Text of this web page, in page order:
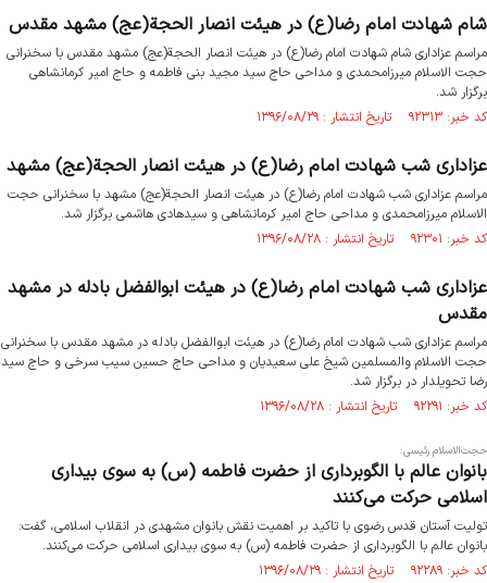
شام شهادت امام رضا(ع) در هیئت انصار الحجة(عج) مشهد مقدس
مراسم عزاداری شام شهادت امام رضا(ع) در هیئت انصار الحجة(عج) مشهد مقدس با سخنرانی
حجت الاسلام میرزامحمدی و مداحی حاج سید مجید بنی فاطمه و حاج امیر کرمانشاهی
برگزار شد.
کد خبر: ۹۲۳۱۳ تاریخ انتشار : ۱۳۹۶/۰۸/۲۹
عزاداری شب شهادت امام رضا(ع) در هیئت انصار الحجة(عج) مشهد
مراسم عزاداری شب شهادت امام رضا(ع) در هیئت انصار الحجة(عج) مشهد با سخنرانی حجت
الاسلام میرزامحمدی و مداحی حاج امیر کرمانشاهی و سیدهادی هاشمی برگزار شد.
کد خبر: ۹۲۳۰۱ تاریخ انتشار : ۱۳۹۶/۰۸/۲۸
عزاداری شب شهادت امام رضا(ع) در هیئت ابوالفضل بادله در مشهد
مقدس
مراسم عزاداری شب شهادت امام رضا(ع) در هیئت ابوالفضل بادله در مشهد مقدس با سخنرانی
حجت الاسلام والمسلمین شیخ علی سعیدیان و مداحی حاج حسین سیب سرخی و حاج سید
رضا تحویلدار در برگزار شد.
کد خبر: ۹۲۲۹۱ تاریخ انتشار : ۱۳۹۶/۰۸/۲۸
حجت‌الاسلام رئیسی:
بانوان عالم با الگوبرداری از حضرت فاطمه (س) به سوی بیداری
اسلامی حرکت می‌کنند
تولیت آستان قدس رضوی با تاکید بر اهمیت نقش بانوان مشهدی در انقلاب اسلامی، گفت:
بانوان عالم با الگوبرداری از حضرت فاطمه (س) به سوی بیداری اسلامی حرکت می‌کنند.
کد خبر: ۹۲۲۸۹ تاریخ انتشار : ۱۳۹۶/۰۸/۲۹